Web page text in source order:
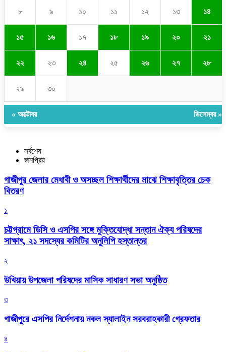
৮ ৯ ১০ ১১ ১২ ১৩ ১৪
১৫ ১৬ ১৭ ১৮ ১৯ ২০ ২১
২২ ২৩ ২৪ ২৫ ২৬ ২৭ ২৮
২৯ ৩০
« অক্টোবর ডিসেম্বর »
সর্বশেষ
জনপ্রিয়
গাজীপুর জেলার মেধাবী ও অসচ্ছল শিক্ষার্থীদের মাঝে শিক্ষাবৃত্তির চেক
বিতরণ
১
চট্টগ্রামে ডিসি ও এসপির সঙ্গে মুক্তিযোদ্ধা সন্তান ঐক্য পরিষদের
সাক্ষাৎ, ২১ সদস্যের কমিটির অনুলিপি হস্তান্তর
২
উখিয়ায় উপজেলা পরিষদের মাসিক সাধারণ সভা অনুষ্ঠিত
৩
গাজীপুরে এসপির নির্দেশনায় নকল স্যালাইন সরবরাহকারী গ্রেফতার
৪